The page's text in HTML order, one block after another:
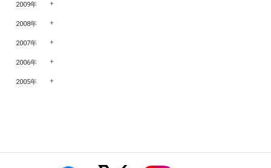
2009年
2008年
2007年
2006年
2005年